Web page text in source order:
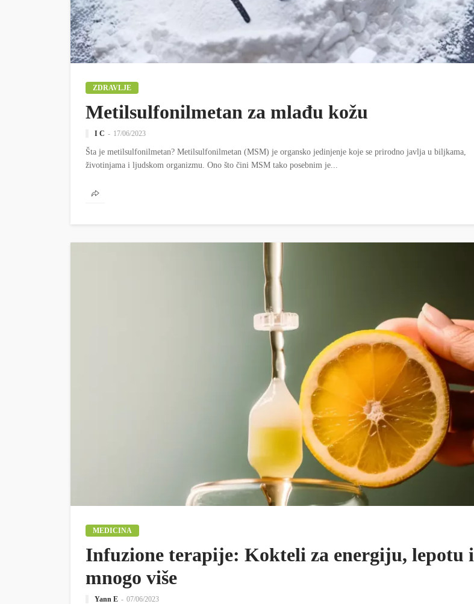
ZDRAVLJE
Metilsulfonilmetan za mlađu kožu
I C 17/06/2023
Šta je metilsulfonilmetan? Metilsulfonilmetan (MSM) je organsko jedinjenje koje se prirodno javlja u biljkama,
životinjama i ljudskom organizmu. Ono što čini MSM tako posebnim je...
MEDICINA
Infuzione terapije: Kokteli za energiju, lepotu i
mnogo više
Yann E 07/06/2023